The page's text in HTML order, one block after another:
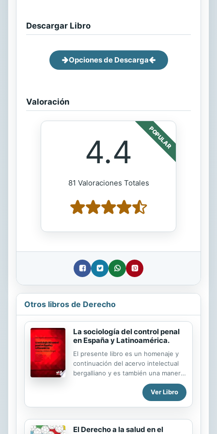
Descargar Libro
Opciones de Descarga
Valoración
POPULAR
4.4
81 Valoraciones Totales
Otros libros de Derecho
La sociología del control penal
en España y Latinoamérica.
El presente libro es un homenaje y
continuación del acervo intelectual
bergalliano y es también una manera
de hermanamiento y a la vez
consolidación de lo que podría
denominarse “la escuela de
En los trabajos que presentan
destacadas figuras de la criminología
Ver Libro
El Derecho a la salud en el